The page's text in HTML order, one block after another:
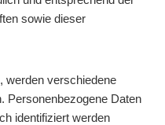
sowie dieser
werden verschiedene
Personenbezogene Daten
identifiziert werden